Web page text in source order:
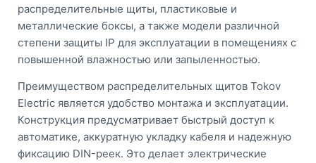
распределительные щиты, пластиковые и
металлические боксы, а также модели различной
степени защиты IP для эксплуатации в помещениях с
повышенной влажностью или запыленностью.
Преимуществом распределительных щитов Tokov
Electric является удобство монтажа и эксплуатации.
Конструкция предусматривает быстрый доступ к
автоматике, аккуратную укладку кабеля и надежную
фиксацию DIN-реек. Это делает электрические